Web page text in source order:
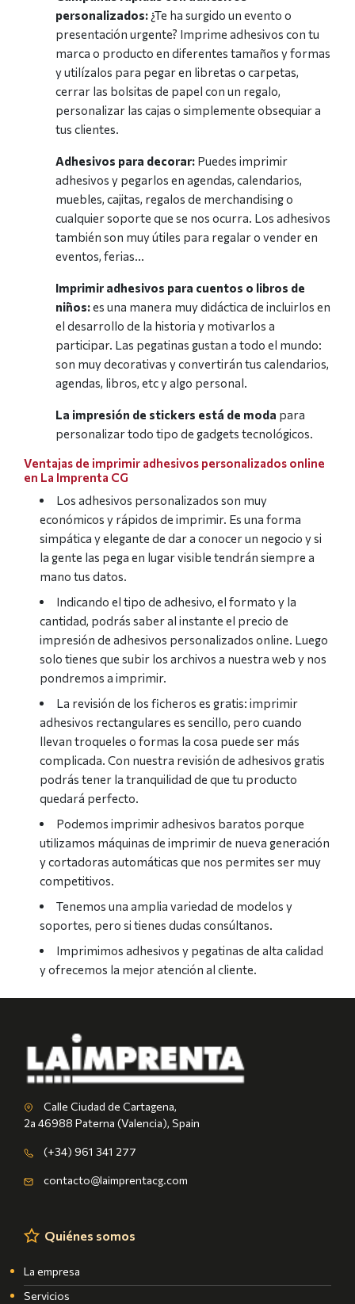
personalizados: ¿Te ha surgido un evento o
presentación urgente? Imprime adhesivos con tu
marca o producto en diferentes tamaños y formas
y utilízalos para pegar en libretas o carpetas,
cerrar las bolsitas de papel con un regalo,
personalizar las cajas o simplemente obsequiar a
tus clientes.
Adhesivos para decorar: Puedes imprimir
adhesivos y pegarlos en agendas, calendarios,
muebles, cajitas, regalos de merchandising o
cualquier soporte que se nos ocurra. Los adhesivos
también son muy útiles para regalar o vender en
eventos, ferias...
Imprimir adhesivos para cuentos o libros de
niños:es una manera muy didáctica de incluirlos en
el desarrollo de la historia y motivarlos a
participar. Las pegatinas gustan a todo el mundo:
son muy decorativas y convertirán tus calendarios,
agendas, libros, etc y algo personal.
La impresión de stickers está de moda para
personalizar todo tipo de gadgets tecnológicos.
Ventajas de imprimir adhesivos personalizados online
en La Imprenta CG
Los adhesivos personalizados son muy
económicos y rápidos de imprimir. Es una forma
simpática y elegante de dar a conocer un negocio y si
la gente las pega en lugar visible tendrán siempre a
mano tus datos.
Indicando el tipo de adhesivo, el formato y la
cantidad, podrás saber al instante el precio de
impresión de adhesivos personalizados online. Luego
solo tienes que subir los archivos a nuestra web y nos
pondremos a imprimir.
La revisión de los ficheros es gratis: imprimir
adhesivos rectangulares es sencillo, pero cuando
llevan troqueles o formas la cosa puede ser más
complicada. Con nuestra revisión de adhesivos gratis
podrás tener la tranquilidad de que tu producto
quedará perfecto.
Podemos imprimir adhesivos baratos porque
utilizamos máquinas de imprimir de nueva generación
y cortadoras automáticas que nos permites ser muy
competitivos.
Tenemos una amplia variedad de modelos y
soportes, pero si tienes dudas consúltanos.
Imprimimos adhesivos y pegatinas de alta calidad
y ofrecemos la mejor atención al cliente.
Calle Ciudad de Cartagena,
2a 46988 Paterna (Valencia), Spain
(+34) 961 341 277
contacto@laimprentacg.com
Quiénes somos
La empresa
Servicios